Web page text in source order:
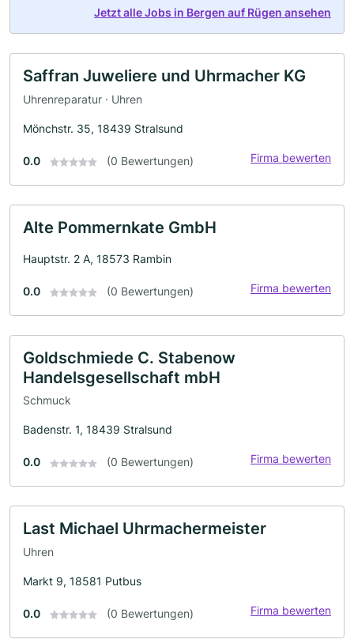
Jetzt alle Jobs in Bergen auf Rügen ansehen
Saffran Juweliere und Uhrmacher KG
Uhrenreparatur · Uhren
Mönchstr. 35, 18439 Stralsund
0.0 (0 Bewertungen) Firma bewerten
Alte Pommernkate GmbH
Hauptstr. 2 A, 18573 Rambin
0.0 (0 Bewertungen) Firma bewerten
Goldschmiede C. Stabenow
Handelsgesellschaft mbH
Schmuck
Badenstr. 1, 18439 Stralsund
0.0 (0 Bewertungen) Firma bewerten
Last Michael Uhrmachermeister
Uhren
Markt 9, 18581 Putbus
0.0 (0 Bewertungen) Firma bewerten